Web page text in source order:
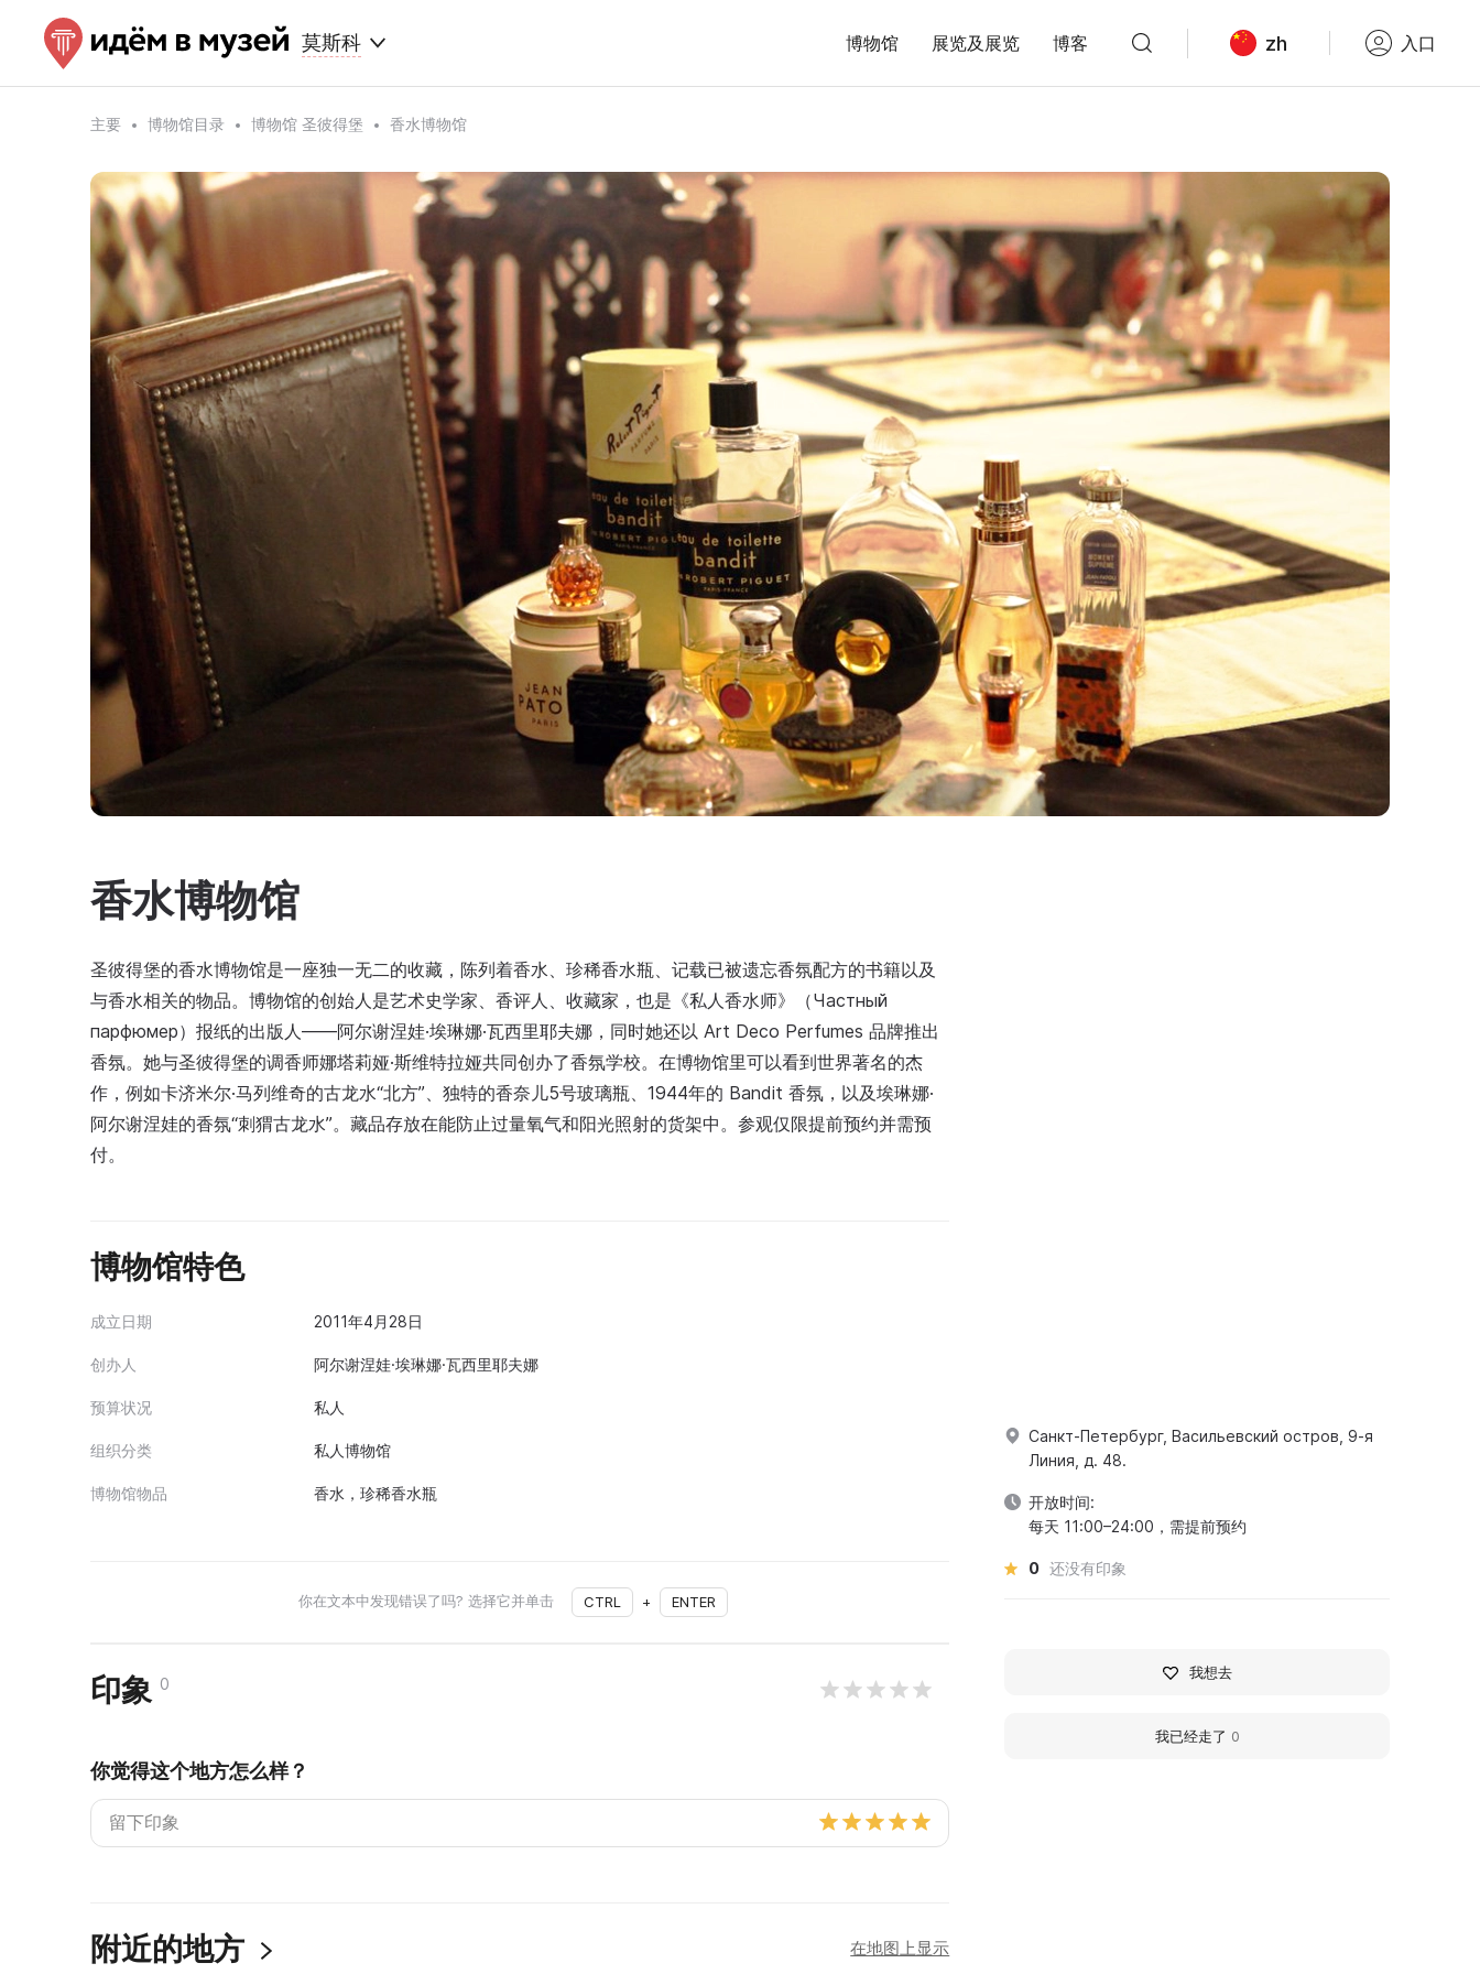
莫斯科 博物馆 展览及展览 博客 zh 入口
主要 博物馆目录 博物馆 圣彼得堡 香水博物馆
香水博物馆
圣彼得堡的香水博物馆是一座独一无二的收藏，陈列着香水、珍稀香水瓶、记载已被遗忘香氛配方的书籍以及
与香水相关的物品。博物馆的创始人是艺术史学家、香评人、收藏家，也是《私人香水师》（Частный
парфюмер）报纸的出版人——阿尔谢涅娃·埃琳娜·瓦西里耶夫娜，同时她还以 Art Deco Perfumes 品牌推出
香氛。她与圣彼得堡的调香师娜塔莉娅·斯维特拉娅共同创办了香氛学校。在博物馆里可以看到世界著名的杰
作，例如卡济米尔·马列维奇的古龙水“北方”、独特的香奈儿5号玻璃瓶、1944年的 Bandit 香氛，以及埃琳娜·
阿尔谢涅娃的香氛“刺猬古龙水”。藏品存放在能防止过量氧气和阳光照射的货架中。参观仅限提前预约并需预
付。
博物馆特色
成立日期 2011年4月28日
创办人 阿尔谢涅娃·埃琳娜·瓦西里耶夫娜
预算状况 私人
组织分类 私人博物馆
博物馆物品 香水，珍稀香水瓶
你在文本中发现错误了吗? 选择它并单击 CTRL + ENTER
印象 0
你觉得这个地方怎么样？
附近的地方 在地图上显示
Санкт-Петербург, Васильевский остров, 9-я
Линия, д. 48.
开放时间:
每天 11:00–24:00，需提前预约
0 还没有印象
我想去
我已经走了 0